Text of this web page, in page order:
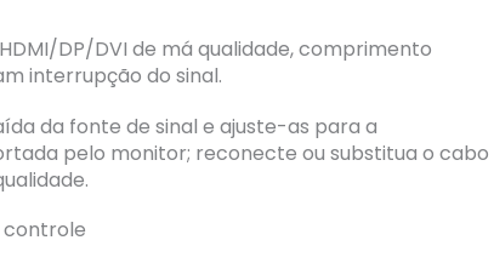
DP/DVI de má qualidade, comprimento
interrupção do sinal.
da fonte de sinal e ajuste-as para a
pelo monitor; reconecte ou substitua o cabo
controle